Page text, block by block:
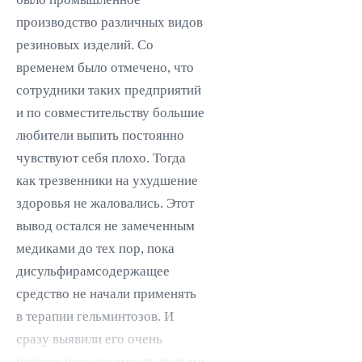
производство различных видов
резиновых изделий. Со
временем было отмечено, что
сотрудники таких предприятий
и по совместительству большие
любители выпить постоянно
чувствуют себя плохо. Тогда
как трезвенники на ухудшение
здоровья не жаловались. Этот
вывод остался не замеченным
медиками до тех пор, пока
дисульфирамсодержащее
средство не начали применять
в терапии гельминтозов. И
сразу выявили его очень